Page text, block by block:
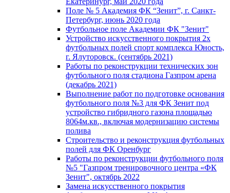
Поле № 5 Академия ФК “Зенит”, г. Санкт-
Петербург, июнь 2020 года
Футбольное поле Академии ФК "Зенит"
Устройство искусственного покрытия 2х
футбольных полей спорт комплекса Юность,
г. Ялуторовск. (сентябрь 2021)
Работы по реконструкции технических зон
футбольного поля стадиона Газпром арена
(декабрь 2021)
Выполнение работ по подготовке основания
футбольного поля №3 для ФК Зенит под
устройство гибридного газона площадью
8064м.кв., включая модернизацию системы
полива
Строительство и реконструкция футбольных
полей для ФК Оренбург
Работы по реконструкции футбольного поля
№5 "Газпром тренировочного центра «ФК
Зенит", октябрь 2022
Замена искусственного покрытия